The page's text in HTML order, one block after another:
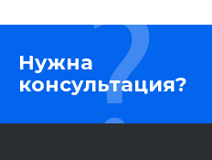
Нужна
консультация?